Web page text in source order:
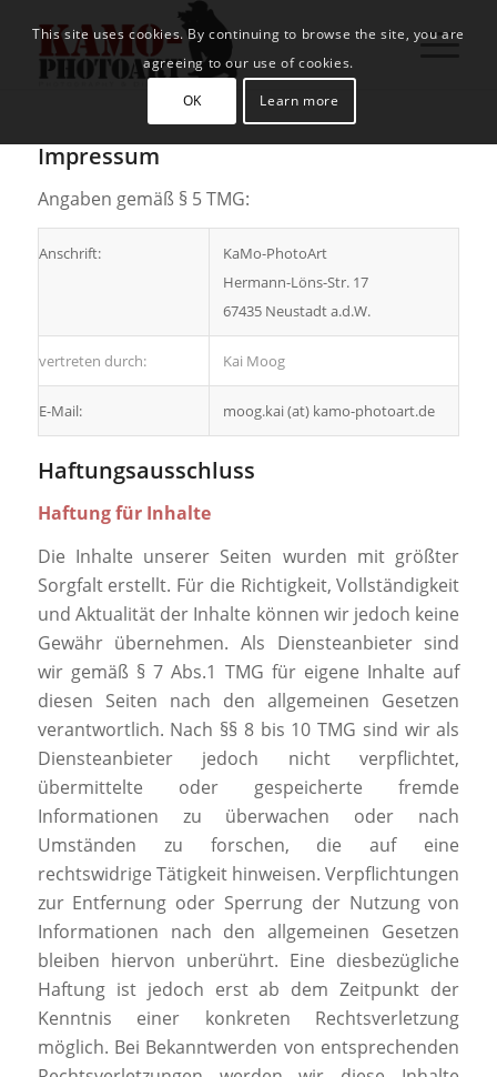
Impressum
Angaben gemäß § 5 TMG:
Anschrift:
KaMo-PhotoArt
Hermann-Löns-Str. 17
67435 Neustadt a.d.W.
vertreten durch: Kai Moog
E-Mail: moog.kai (at) kamo-photoart.de
Haftungsausschluss
Haftung für Inhalte
Die Inhalte unserer Seiten wurden mit größter
Sorgfalt erstellt. Für die Richtigkeit, Vollständigkeit
und Aktualität der Inhalte können wir jedoch keine
Gewähr übernehmen. Als Diensteanbieter sind
wir gemäß § 7 Abs.1 TMG für eigene Inhalte auf
diesen Seiten nach den allgemeinen Gesetzen
verantwortlich. Nach §§ 8 bis 10 TMG sind wir als
Diensteanbieter jedoch nicht verpflichtet,
übermittelte oder gespeicherte fremde
Informationen zu überwachen oder nach
Umständen zu forschen, die auf eine
rechtswidrige Tätigkeit hinweisen. Verpflichtungen
zur Entfernung oder Sperrung der Nutzung von
Informationen nach den allgemeinen Gesetzen
bleiben hiervon unberührt. Eine diesbezügliche
Haftung ist jedoch erst ab dem Zeitpunkt der
Kenntnis einer konkreten Rechtsverletzung
möglich. Bei Bekanntwerden von entsprechenden
This site uses cookies. By continuing to browse the site, you are
agreeing to our use of cookies.
OK Learn more